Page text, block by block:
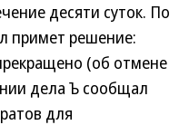
десяти суток. По
примет решение:
(об отмене
дела Ъ сообщал
для